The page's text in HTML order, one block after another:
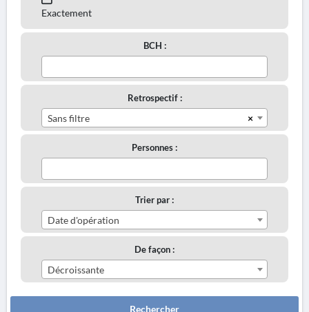
Exactement
BCH :
Retrospectif :
×
Sans filtre
Personnes :
Trier par :
Date d'opération
De façon :
Décroissante
Rechercher